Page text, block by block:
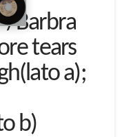
/Barbra
tears
a);
b)